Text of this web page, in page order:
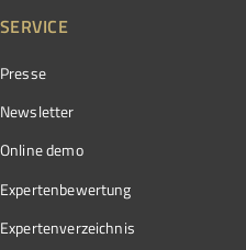
SERVICE
Presse
Newsletter
Online demo
Expertenbewertung
Expertenverzeichnis